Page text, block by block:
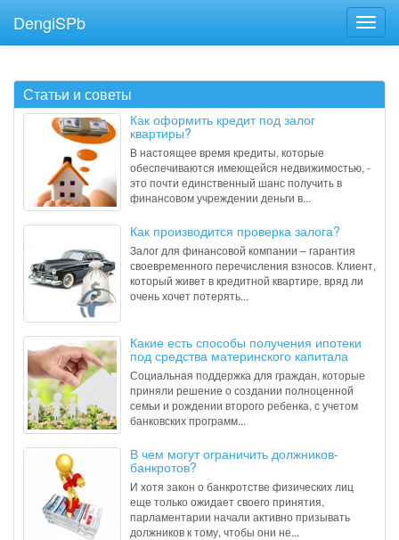
DengiSPb
Статьи и советы
Как оформить кредит под залог
квартиры?
В настоящее время кредиты, которые
обеспечиваются имеющейся недвижимостью, -
это почти единственный шанс получить в
финансовом учреждении деньги в...
Как производится проверка залога?
Залог для финансовой компании – гарантия
своевременного перечисления взносов. Клиент,
который живет в кредитной квартире, вряд ли
очень хочет потерять...
Какие есть способы получения ипотеки
под средства материнского капитала
Социальная поддержка для граждан, которые
приняли решение о создании полноценной
семьи и рождении второго ребенка, с учетом
банковских программ...
В чем могут ограничить должников-
банкротов?
И хотя закон о банкротстве физических лиц
еще только ожидает своего принятия,
парламентарии начали активно призывать
должников к тому, чтобы они не...